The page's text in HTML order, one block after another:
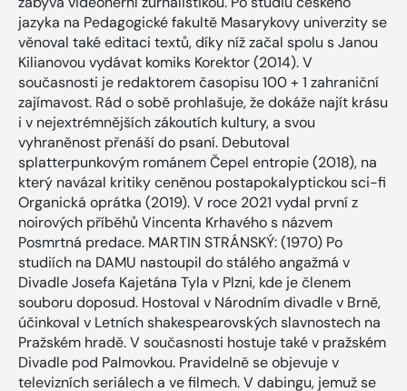
jazyka na Pedagogické fakultě Masarykovy univerzity se
věnoval také editaci textů, díky níž začal spolu s Janou
Kilianovou vydávat komiks Korektor (2014). V
současnosti je redaktorem časopisu 100 + 1 zahraniční
zajímavost. Rád o sobě prohlašuje, že dokáže najít krásu
i v nejextrémnějších zákoutích kultury, a svou
vyhraněnost přenáší do psaní. Debutoval
splatterpunkovým románem Čepel entropie (2018), na
který navázal kritiky ceněnou postapokalyptickou sci-fi
Organická oprátka (2019). V roce 2021 vydal první z
noirových příběhů Vincenta Krhavého s názvem
Posmrtná predace. MARTIN STRÁNSKÝ: (1970) Po
studiích na DAMU nastoupil do stálého angažmá v
Divadle Josefa Kajetána Tyla v Plzni, kde je členem
souboru doposud. Hostoval v Národním divadle v Brně,
účinkoval v Letních shakespearovských slavnostech na
Pražském hradě. V současnosti hostuje také v pražském
Divadle pod Palmovkou. Pravidelně se objevuje v
televizních seriálech a ve filmech. V dabingu, jemuž se